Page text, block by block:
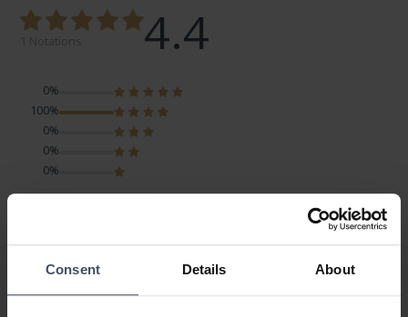
Consent Details About
4.4
0%
100%
0%
0%
0%